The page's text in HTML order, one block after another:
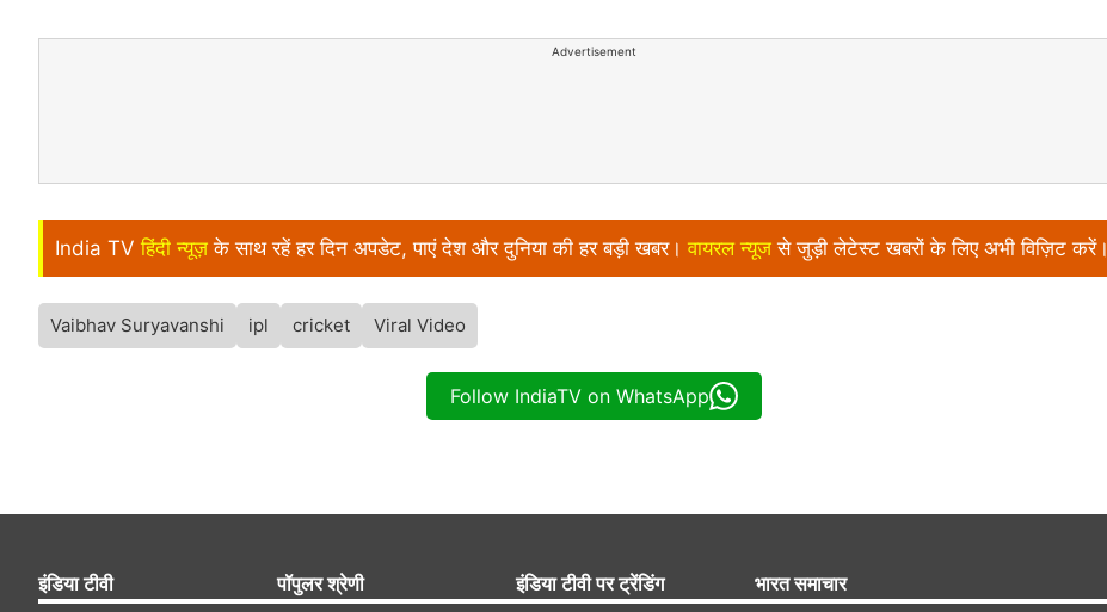
Advertisement
India TV हिंदी न्यूज़ के साथ रहें हर दिन अपडेट, पाएं देश और दुनिया की हर बड़ी खबर। वायरल न्‍यूज से जुड़ी लेटेस्ट खबरों के लिए अभी विज़िट करें।
Vaibhav Suryavanshi ipl cricket Viral Video
Follow IndiaTV on WhatsApp
इंडिया टीवी पॉपुलर श्रेणी इंडिया टीवी पर ट्रेंडिंग भारत समाचार